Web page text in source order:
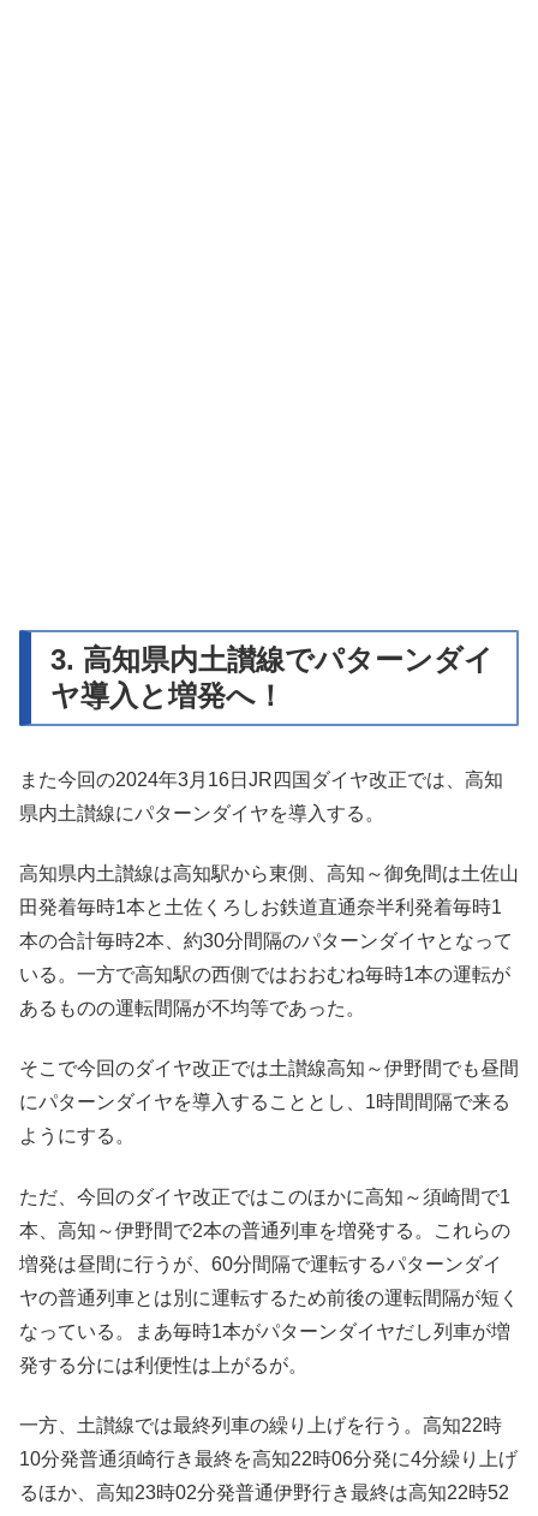
3. 高知県内土讃線でパターンダイ
ヤ導入と増発へ！
また今回の2024年3月16日JR四国ダイヤ改正では、高知
県内土讃線にパターンダイヤを導入する。
高知県内土讃線は高知駅から東側、高知～御免間は土佐山
田発着毎時1本と土佐くろしお鉄道直通奈半利発着毎時1
本の合計毎時2本、約30分間隔のパターンダイヤとなって
いる。一方で高知駅の西側ではおおむね毎時1本の運転が
あるものの運転間隔が不均等であった。
そこで今回のダイヤ改正では土讃線高知～伊野間でも昼間
にパターンダイヤを導入することとし、1時間間隔で来る
ようにする。
ただ、今回のダイヤ改正ではこのほかに高知～須崎間で1
本、高知～伊野間で2本の普通列車を増発する。これらの
増発は昼間に行うが、60分間隔で運転するパターンダイ
ヤの普通列車とは別に運転するため前後の運転間隔が短く
なっている。まあ毎時1本がパターンダイヤだし列車が増
発する分には利便性は上がるが。
一方、土讃線では最終列車の繰り上げを行う。高知22時
10分発普通須崎行き最終を高知22時06分発に4分繰り上げ
るほか、高知23時02分発普通伊野行き最終は高知22時52